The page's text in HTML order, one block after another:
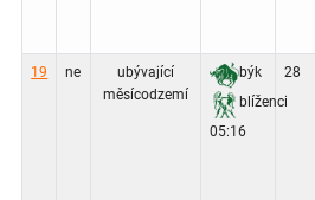
19 ne
ubývající
měsícodzemí
býk
blíženci
05:16
28